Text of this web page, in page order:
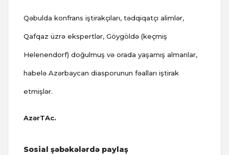
Qəbulda konfrans iştirakçıları, tədqiqatçı alimlər,
Qafqaz üzrə ekspertlər, Göygöldə (keçmiş
Helenendorf) doğulmuş və orada yaşamış almanlar,
habelə Azərbaycan diasporunun fəalları iştirak
etmişlər.
AzərTAc.
Sosial şəbəkələrdə paylaş